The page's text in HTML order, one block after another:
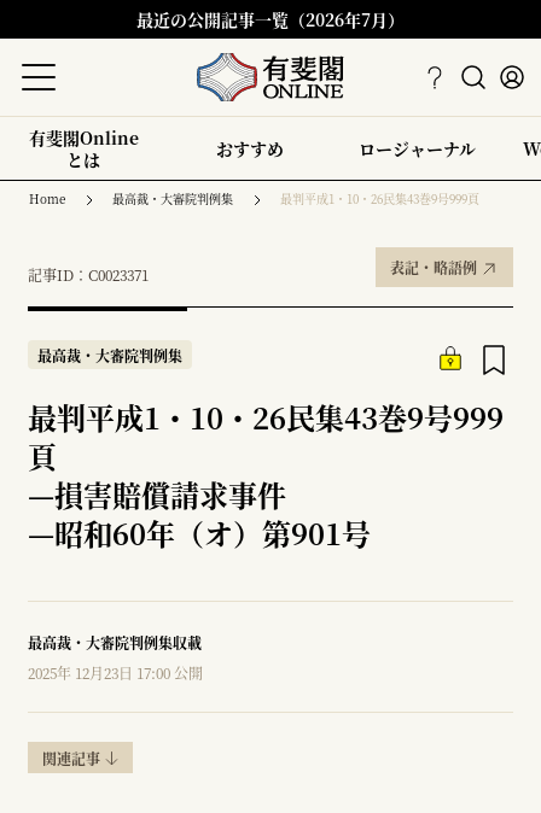
最近の公開記事一覧（2026年7月）
有斐閣Online
とは
おすすめ ロージャーナル
Home 最高裁・大審院判例集 最判平成1・10・26民集43巻9号999頁
記事ID：C0023371 表記・略語例
最高裁・大審院判例集
最判平成1・10・26民集43巻9号999
頁
—損害賠償請求事件
—昭和60年（オ）第901号
最高裁・大審院判例集収載
2025年 12月23日 17:00 公開
関連記事